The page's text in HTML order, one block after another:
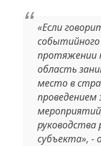
«Если
протяжении
область
место в
проведением
руководства
субъекта», -